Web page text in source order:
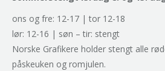
ons og fre: 12-17 | tor 12-18
lør: 12-16 | søn – tir: stengt
Norske Grafikere holder stengt alle
påskeuken og romjulen.